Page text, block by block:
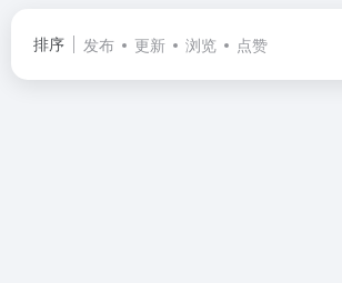
排序 发布 更新 浏览 点赞